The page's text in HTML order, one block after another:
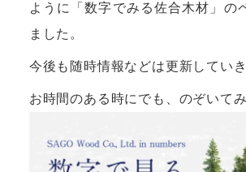
ように「数字でみる佐合木材」の
ました。
今後も随時情報などは更新していき
お時間のある時にでも、のぞいて